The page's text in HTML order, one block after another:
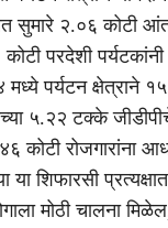
२.०६ कोटी
परदेशी पर्यटकांनी
पर्यटन क्षेत्राने
५.२२ टक्के
कोटी रोजगारांना
या शिफारसी
मोठी चालना